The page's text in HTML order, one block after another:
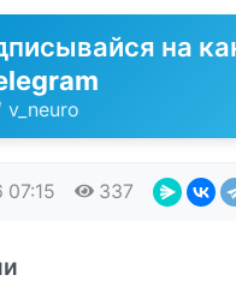
на
v_neuro
07:15 337